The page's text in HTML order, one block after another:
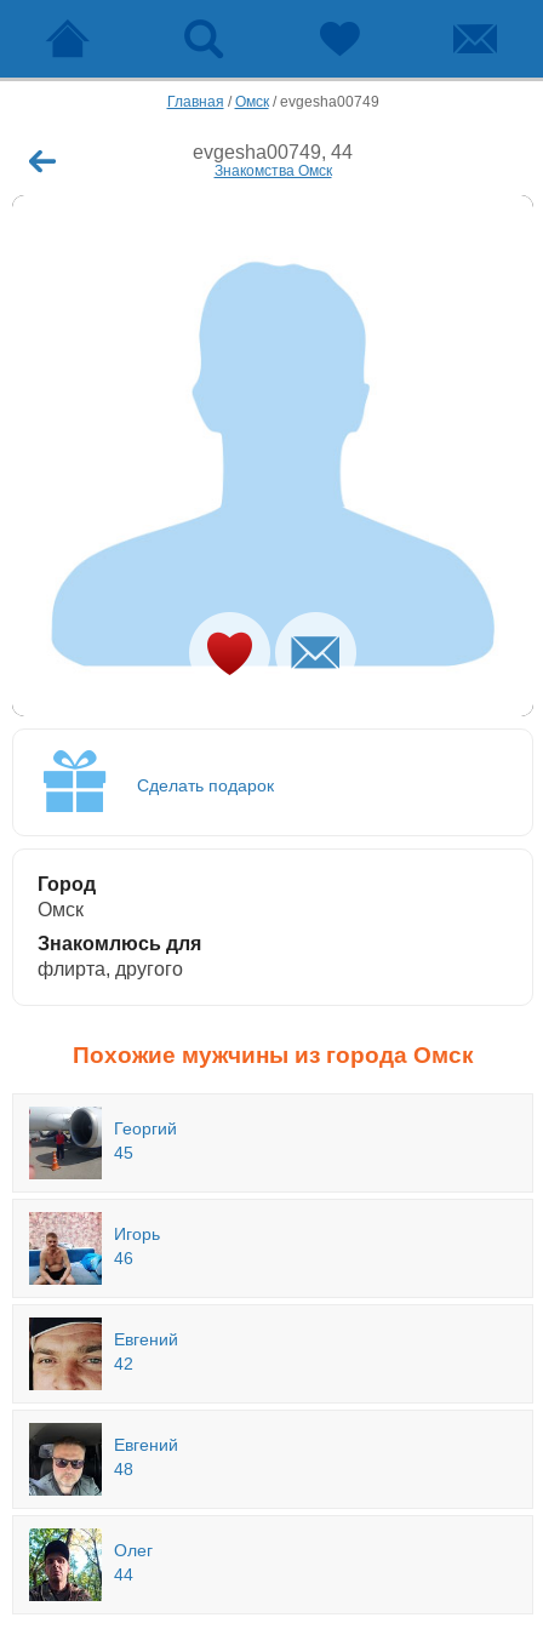
Главная /Омск/evgesha00749
evgesha00749, 44
Знакомства Омск
Сделать подарок
Город
Омск
Знакомлюсь для
флирта, другого
Похожие мужчины из города Омск
Георгий
45
Игорь
46
Евгений
42
Евгений
48
Олег
44